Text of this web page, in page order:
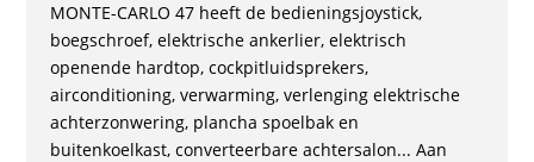
MONTE-CARLO 47 heeft de bedieningsjoystick,
boegschroef, elektrische ankerlier, elektrisch
openende hardtop, cockpitluidsprekers,
airconditioning, verwarming, verlenging elektrische
achterzonwering, plancha spoelbak en
buitenkoelkast, converteerbare achtersalon... Aan